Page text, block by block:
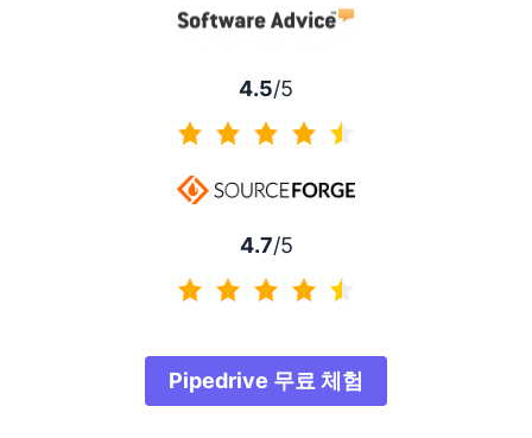
4.5/5
4.7/5
Pipedrive 무료 체험